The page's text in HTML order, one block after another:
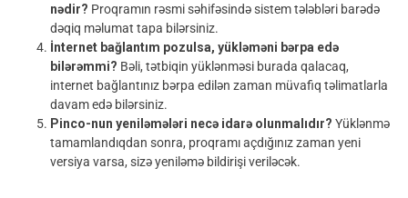
nədir? Proqramın rəsmi səhifəsində sistem tələbləri barədə
dəqiq məlumat tapa bilərsiniz.
İnternet bağlantım pozulsa, yükləməni bərpa edə
bilərəmmi? Bəli, tətbiqin yüklənməsi burada qalacaq,
internet bağlantınız bərpa edilən zaman müvafiq təlimatlarla
davam edə bilərsiniz.
Pinco-nun yeniləmələri necə idarə olunmalıdır? Yüklənmə
tamamlandıqdan sonra, proqramı açdığınız zaman yeni
versiya varsa, sizə yeniləmə bildirişi veriləcək.